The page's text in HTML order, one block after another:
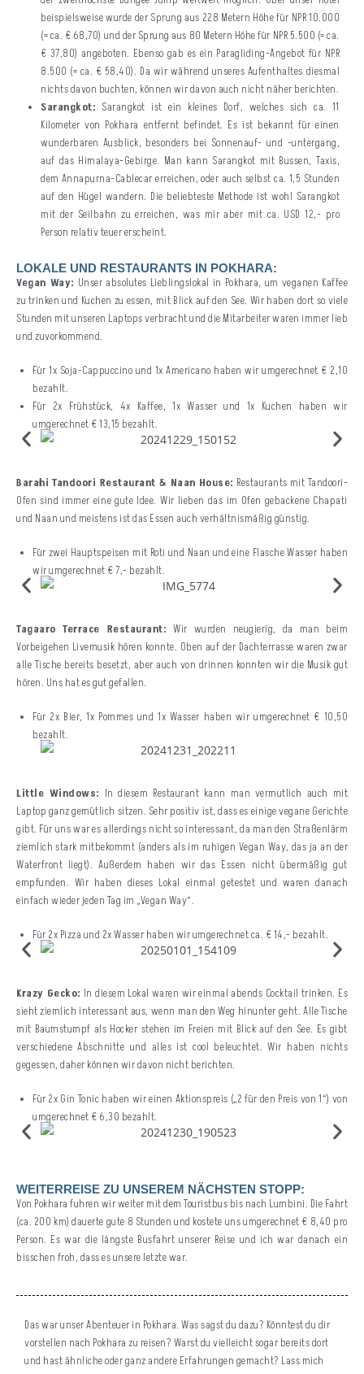
beispielsweise wurde der Sprung aus 228 Metern Höhe für NPR 10.000
(= ca. € 68,70) und der Sprung aus 80 Metern Höhe für NPR 5.500 (= ca.
€ 37,80) angeboten. Ebenso gab es ein Paragliding-Angebot für NPR
8.500 (= ca. € 58,40). Da wir während unseres Aufenthaltes diesmal
nichts davon buchten, können wir davon auch nicht näher berichten.
Sarangkot: Sarangkot ist ein kleines Dorf, welches sich ca. 11
Kilometer von Pokhara entfernt befindet. Es ist bekannt für einen
wunderbaren Ausblick, besonders bei Sonnenauf- und -untergang,
auf das Himalaya-Gebirge. Man kann Sarangkot mit Bussen, Taxis,
dem Annapurna-Cablecar erreichen, oder auch selbst ca. 1,5 Stunden
auf den Hügel wandern. Die beliebteste Methode ist wohl Sarangkot
mit der Seilbahn zu erreichen, was mir aber mit ca. USD 12,- pro
Person relativ teuer erscheint.
LOKALE UND RESTAURANTS IN POKHARA:
Vegan Way: Unser absolutes Lieblingslokal in Pokhara, um veganen Kaffee
zu trinken und Kuchen zu essen, mit Blick auf den See. Wir haben dort so viele
Stunden mit unseren Laptops verbracht und die Mitarbeiter waren immer lieb
und zuvorkommend.
Für 1x Soja-Cappuccino und 1x Americano haben wir umgerechnet € 2,10
bezahlt.
Für 2x Frühstück, 4x Kaffee, 1x Wasser und 1x Kuchen haben wir
umgerechnet € 13,15 bezahlt.
Barahi Tandoori Restaurant & Naan House: Restaurants mit Tandoori-
Ofen sind immer eine gute Idee. Wir lieben das im Ofen gebackene Chapati
und Naan und meistens ist das Essen auch verhältnismäßig günstig.
Für zwei Hauptspeisen mit Roti und Naan und eine Flasche Wasser haben
wir umgerechnet € 7,- bezahlt.
Tagaaro Terrace Restaurant: Wir wurden neugierig, da man beim
Vorbeigehen Livemusik hören konnte. Oben auf der Dachterrasse waren zwar
alle Tische bereits besetzt, aber auch von drinnen konnten wir die Musik gut
hören. Uns hat es gut gefallen.
Für 2x Bier, 1x Pommes und 1x Wasser haben wir umgerechnet € 10,50
bezahlt.
Little Windows: In diesem Restaurant kann man vermutlich auch mit
Laptop ganz gemütlich sitzen. Sehr positiv ist, dass es einige vegane Gerichte
gibt. Für uns war es allerdings nicht so interessant, da man den Straßenlärm
ziemlich stark mitbekommt (anders als im ruhigen Vegan Way, das ja an der
Waterfront liegt). Außerdem haben wir das Essen nicht übermäßig gut
empfunden. Wir haben dieses Lokal einmal getestet und waren danach
einfach wieder jeden Tag im „Vegan Way“.
Für 2x Pizza und 2x Wasser haben wir umgerechnet ca. € 14,- bezahlt.
Krazy Gecko: In diesem Lokal waren wir einmal abends Cocktail trinken. Es
sieht ziemlich interessant aus, wenn man den Weg hinunter geht. Alle Tische
mit Baumstumpf als Hocker stehen im Freien mit Blick auf den See. Es gibt
verschiedene Abschnitte und alles ist cool beleuchtet. Wir haben nichts
gegessen, daher können wir davon nicht berichten.
Für 2x Gin Tonic haben wir einen Aktionspreis („2 für den Preis von 1“) von
umgerechnet € 6,30 bezahlt.
WEITERREISE ZU UNSEREM NÄCHSTEN STOPP:
Von Pokhara fuhren wir weiter mit dem Touristbus bis nach Lumbini. Die Fahrt
(ca. 200 km) dauerte gute 8 Stunden und kostete uns umgerechnet € 8,40 pro
Person. Es war die längste Busfahrt unserer Reise und ich war danach ein
bisschen froh, dass es unsere letzte war.
Das war unser Abenteuer in Pokhara. Was sagst du dazu? Könntest du dir
vorstellen nach Pokhara zu reisen? Warst du vielleicht sogar bereits dort
und hast ähnliche oder ganz andere Erfahrungen gemacht? Lass mich